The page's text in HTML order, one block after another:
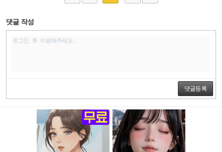
댓글 작성
댓글등록